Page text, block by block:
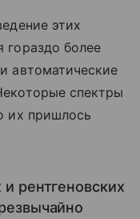
этих
гораздо более
автоматические
спектры
их пришлось
рентгеновских